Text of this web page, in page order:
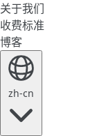
关于我们
收费标准
博客
zh-cn